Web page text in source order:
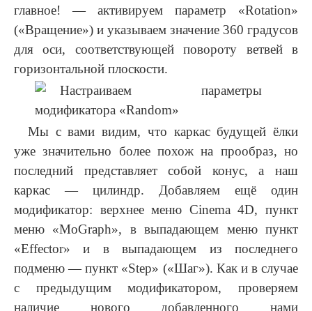
главное! — активируем параметр «Rotation»
(«Вращение») и указываем значение 360 градусов
для оси, соответствующей повороту ветвей в
горизонтальной плоскости.
Мы с вами видим, что каркас будущей ёлки
уже значительно более похож на прообраз, но
последний представляет собой конус, а наш
каркас — цилиндр. Добавляем ещё один
модификатор: верхнее меню Cinema 4D, пункт
меню «MoGraph», в выпадающем меню пункт
«Effector» и в выпадающем из последнего
подменю — пункт «Step» («Шаг»). Как и в случае
с предыдущим модификатором, проверяем
наличие нового добавленного нами